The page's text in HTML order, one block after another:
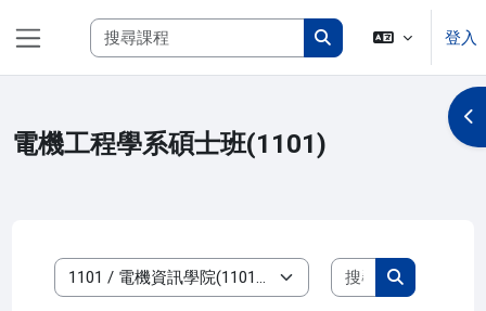
搜尋課程
搜尋課程
登入
電機工程學系碩士班(1101)
開
課程類別
搜尋課程
搜尋課程